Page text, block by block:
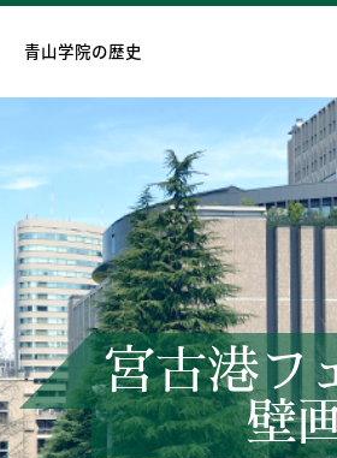
青山学院の歴史
宮古港フ
壁